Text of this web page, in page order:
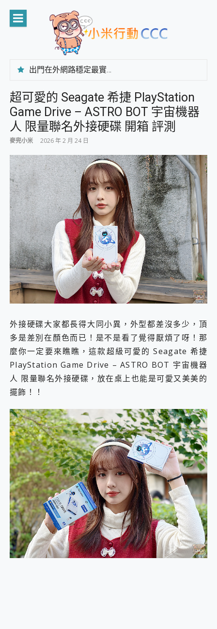
content
出門在外網路穩定最實在 「台灣大哥大」榮獲 4G/5G 在線率全球 NO.3 全台第一與全台六冠王實測心得，走到哪順到哪！
CP 值天花板~ Bongcom BS5 足球君開箱~ 短焦投影機 3千元就能擁有！ 折扣碼在這～
專為 PC上的 XBOX和掌機設計的 FireCuda X1070 SSD 固態硬碟開箱 評測
台灣製攝影機在這裡，100%全無線設計 SpotCam Solo Eco 太陽能防水雲端攝影機 SpotCam Solo 3 2.5K高畫質戶外攝影機 開箱 評測
電力超超超持久 MSI 微星 Prestige 14 AI+ D3MG-031TW 14吋 開箱評價，AI輕薄商務筆電 Copilot+ PC
超懂拍、耐用 AI 街拍機~ realme 16 Pro 開箱評價~ 2 億畫素 LumaColor 影像、持久續航與 IP69K 高防護
AI 支付 一錶搞定大小事 Xiaomi Watch 5 開箱 評測
超驚艷 讓人一眼就愛上 LENOVO 聯想 Yoga Book 9 14吋 AI輕薄筆電 開箱 評測
美到讓人超想擁有 moto pad 60 系列 與 Moto | Swarovski razr 60 冰藍限定版本 開箱 評測
好用的 EaseUS Partition Master 讓您輕鬆的移除與格式化有防寫保護的隨身碟或SD卡
小朋友才做選擇 投影機 RGB藍牙音響 氛圍情境燈 我通通都要！ Starfish 2 幻彩膠囊投影機｜結合「 智慧投影 & 煥彩流動 」的沈浸式生活新體驗
外型超吸晴~ 給您絕佳操控體驗 GravaStar Mercury K1 系列 異星機械鍵盤與 Mercury X 系列 輕量無線電競滑鼠 開箱 評測
開箱~變身「蜘蛛人」椅子軍師！MSI MPG 491CQP QD-OLED 超寬曲面電競螢幕，多工辦公、爽度滿滿的終極桌面體驗
iPhone 17 系列 有認證的防護來囉！ imos 首家導入 UL MCV 行銷宣告驗證的手機配件品牌
DJI Osmo Pocket 3 爽爽帶回家 歡慶 EaseUS 21 週年到來，「Slogan 海報徵稿活動」好康大放送
小巧好吸不擋鏡頭 有Qi2認證的 ONPRO MagReact MXs2 5000mAh薄型磁吸無線急速行動電源 開箱 評測
會走動的冷暖氣 SONY REON POCKET PRO 穿戴式智慧冷暖調溫裝置 開箱 評測
寶可夢飛人外掛iToolab AnyGo全新升級，GO Fest 五折優惠嗨翻天！支援 iOS/Android！
百倍變焦實測~ vivo X200 Pro 與 S25 Ultra 誰能滿足全場景拍攝需求？
超好用的 PLAUD NotePin AI 智慧錄音膠囊~ 您的AI 秘書已上線 每月免費送你 300分鐘轉寫
自帶線的 有線無線都能充 ONPRO MagReact M5 10000mAh 5合1 磁吸無線急速行動電源 開箱 評測
飛利浦 JS7310 ⚡【電急便｜行動儲能救車電源】 可靠的旅行夥伴！帶給您優異的安全性與強大供電效能
是螢幕也是電視! 一機超多用途「MSI微星 Modern MD272UPSW 27型」 4K IPS 輕薄商用智慧聯網螢幕 開箱 評測
您的專屬AI 助手 Yoga Slim 7 Aura Edition 觸控AI筆電 開箱 評測
realme 14 Pro 超硬軍規、冰感變色實測，realme 14 5G 遊戲戰鬥值爆表，效能x娛樂全都要！
iPhone、Apple Watch、AirPods耳機 三個設備充電一起搞定 ONPRO MagReact™ M3 3 in 1可攜摺疊無線充電器 開箱 評測
25種洗烘模式一機搞定! Roborock 衣莉莎白 H1 Neo分子篩洗脫烘 AI 滾筒洗衣機
給 MSI Claw 系列電競掌機 最完美的家 MSI Nest Docking Station 掌機專屬擴充底座 開箱 評測
B&O 精品級音響! Home+ 中嘉寬頻 SoundBox 劇院串流盒 開箱 評測
2億 APO蔡司長焦神機降臨~ vivo X200 Pro、vivo X200 就是這麼好拍
EaseUS Vocal Remover 免費線上去聲器一鍵去除人聲 人聲 音樂分離 2024 消除人聲推薦
3 個超值 MHN 飛人工具分享~~ iToolab AnyGo 魔物獵人 Now飛人 ios教學 不出門也可以到處走
Locawhere AnyTo 寶可夢飛人 AnyTo 不出門也可以飛遍全世界
小體積 40000mAh 超大容量 一次充5個設備 充好充滿 CUKTECH 酷態科 300W 微型充電站 開箱 評測
97.3% 恢復率，資料救援就是這麼簡單 EaseUS Data Recovery Wizard Free 18.0.0 業界最好的資料救援軟體
磁碟系統大風吹 有了 磁碟管理程式 EaseUS Partition Master 就是這麼簡單
全新 SONY Xperia 1 VI 開箱! 相機實測! 長焦覆蓋更遠更清晰、2日長續航、頂尖影音娛樂效能~
Xiaomi 14 Ultra 開箱 評測~ 有深度的 Leica 影像旗艦手機! 加碼小旗艦 Xiaomi 14 開箱 評測
vivo TWS 3e 真無線藍牙耳機智慧降噪升級、音質明亮溫潤，並支援雙設備連接~
MSI Claw 掌機專屬配件包 來囉 完美保護 MSI Claw A1M-026TW 電競掌機
人像旗艦 vivo V30 系列 開箱 評測! 首搭蔡司光學鏡頭、攝影棚級柔光環、拍攝功能最好玩的美拍神機 vivo V30 Pro
超可愛的 Seagate 希捷 PlayStation
Game Drive – ASTRO BOT 宇宙機器
人 限量聯名外接硬碟 開箱 評測
麥兜小米 2026 年 2 月 24 日
外接硬碟大家都長得大同小異，外型都差沒多少，頂
多是差別在顏色而已！是不是看了覺得厭煩了呀！那
麼你一定要來瞧瞧，這款超級可愛的 Seagate 希捷
PlayStation Game Drive – ASTRO BOT 宇宙機器
人 限量聯名外接硬碟，放在桌上也能是可愛又美美的
擺飾！！